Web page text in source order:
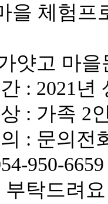
을 체험프
얏고 마을
: 2021년
: 가족 2
: 문의전
950-6659
부탁드려